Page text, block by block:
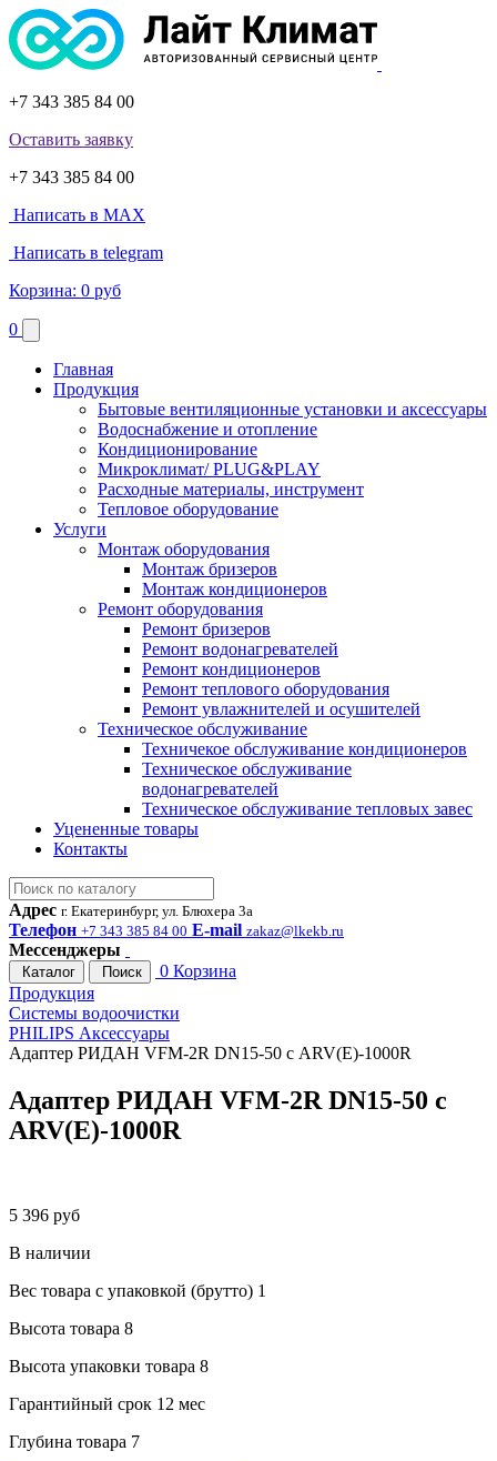
+7 343 385 84 00
Оставить заявку
+7 343 385 84 00
Написать в MAX
Написать в telegram
Корзина: 0 руб
0
Главная
Продукция
Бытовые вентиляционные установки и аксессуары
Водоснабжение и отопление
Кондиционирование
Микроклимат/ PLUG&PLAY
Расходные материалы, инструмент
Тепловое оборудование
Услуги
Монтаж оборудования
Монтаж бризеров
Монтаж кондиционеров
Ремонт оборудования
Ремонт бризеров
Ремонт водонагревателей
Ремонт кондиционеров
Ремонт теплового оборудования
Ремонт увлажнителей и осушителей
Техническое обслуживание
Техничекое обслуживание кондиционеров
Техническое обслуживание
водонагревателей
Техническое обслуживание тепловых завес
Уцененные товары
Контакты
Адрес г. Екатеринбург, ул. Блюхера 3а
Телефон +7 343 385 84 00 E-mail zakaz@lkekb.ru
Мессенджеры
Каталог Поиск 0 Корзина
Продукция
Системы водоочистки
PHILIPS Аксессуары
Адаптер РИДАН VFM-2R DN15-50 с ARV(E)-1000R
Адаптер РИДАН VFM-2R DN15-50 с
ARV(E)-1000R
5 396 руб
В наличии
Вес товара с упаковкой (брутто) 1
Высота товара 8
Высота упаковки товара 8
Гарантийный срок 12 мес
Глубина товара 7